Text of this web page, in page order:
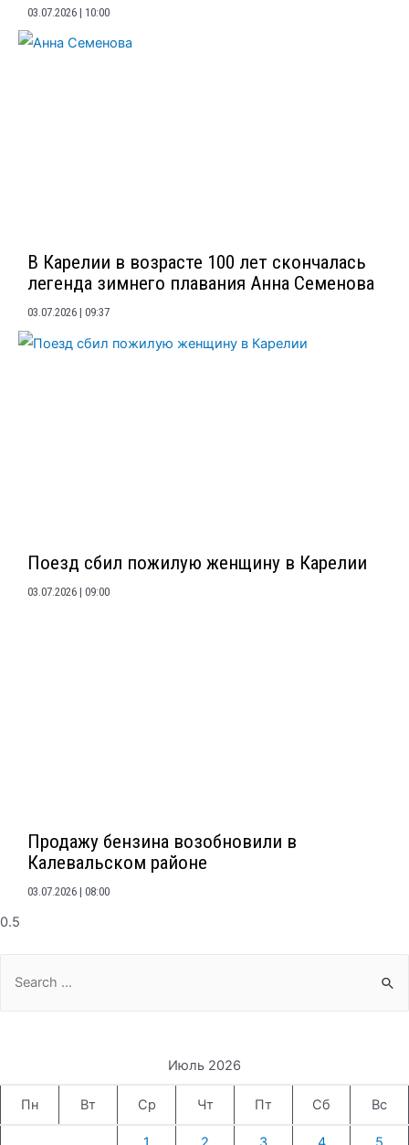
03.07.2026 10:00
В Карелии в возрасте 100 лет скончалась
легенда зимнего плавания Анна Семенова
03.07.2026 09:37
Поезд сбил пожилую женщину в Карелии
03.07.2026 09:00
Продажу бензина возобновили в
Калевальском районе
03.07.2026 08:00
for:
Июль 2026
Пн Вт Ср Чт Пт Сб Вс